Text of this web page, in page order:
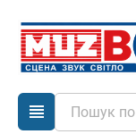
view_headline